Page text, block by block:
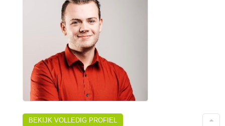
BEKIJK VOLLEDIG PROFIEL